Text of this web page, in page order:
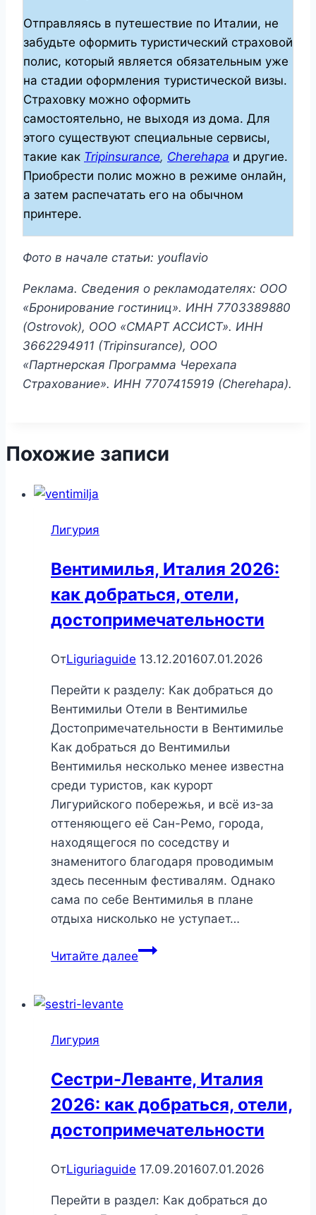
Отправляясь в путешествие по Италии, не
забудьте оформить туристический страховой
полис, который является обязательным уже
на стадии оформления туристической визы.
Страховку можно оформить
самостоятельно, не выходя из дома. Для
этого существуют специальные сервисы,
такие как Tripinsurance, Cherehapa и другие.
Приобрести полис можно в режиме онлайн,
а затем распечатать его на обычном
принтере.
Фото в начале статьи: youflavio
Реклама. Сведения о рекламодателях: ООО
«Бронирование гостиниц». ИНН 7703389880
(Ostrovok), ООО «СМАРТ АССИСТ». ИНН
3662294911 (Tripinsurance), ООО
«Партнерская Программа Черехапа
Страхование». ИНН 7707415919 (Cherehapa).
Похожие записи
Лигурия
Вентимилья, Италия 2026:
как добраться, отели,
достопримечательности
ОтLiguriaguide 13.12.201607.01.2026
Перейти к разделу: Как добраться до
Вентимильи Отели в Вентимилье
Достопримечательности в Вентимилье
Как добраться до Вентимильи
Вентимилья несколько менее известна
среди туристов, как курорт
Лигурийского побережья, и всё из-за
оттеняющего её Сан-Ремо, города,
находящегося по соседству и
знаменитого благодаря проводимым
здесь песенным фестивалям. Однако
сама по себе Вентимилья в плане
отдыха нисколько не уступает…
Читайте далееВентимилья,
Лигурия
Сестри-Леванте, Италия
2026: как добраться, отели,
достопримечательности
ОтLiguriaguide 17.09.201607.01.2026
Перейти в раздел: Как добраться до